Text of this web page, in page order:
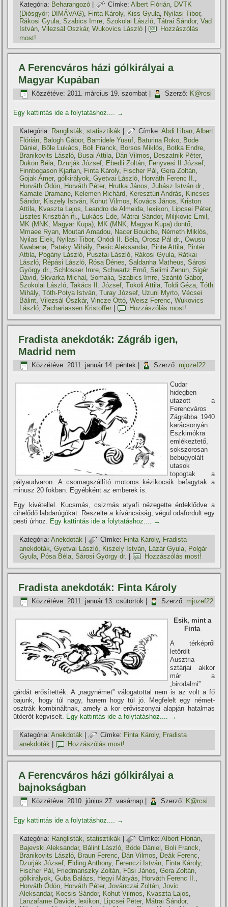
Kategória: Beharangozó | Címke: Albert Flórián, DVTK
(Diósgyőr; DIMÁVAG)
Finta Károly, Kiss Gyula Nyilasi Tibor,
Rákosi Gyula ,Szabics Imre ,Szokolai László ,Tátrai Sándor,Vad
István,Vilezsál Oszkár,Wukovics László
Hozzászólás
most!
A Ferencváros házi gólkirályai a
Magyar Kupában
Közzétéve: 2011. március 19. szombat Szerző: K@rcsi
Egy kattintás ide a folytatáshoz.... →
Kategória: Ranglisták, statisztikák | Címke: Abdi Liban,Albert
Flórián
Balogh Gábor, Bamidele Yusuf Baturina Roko
Böde
Dániel
Bőle Lukács Boli Franck Borsos Miklós Botka Endre
Branikovits László
Busai Attila Dán Vilmos Deszatnik Péter,
Dukon Béla
Dzurják József Ebedli Zoltán Fenyvesi II József
Finnbogason Kjartan
Finta Károly, Fischer Pál ,Gera Zoltán
Gojak Amer,gólkirályok ,Gyetvai László Horváth Ferenc II.
Horváth Ödön
Horváth Péter, Hrutka János ,Juhász István dr.
Kamate Dramane
Kelemen Richárd Keresztúri András
Kincses
Sándor, Kiszely István Kohut Vilmos Kovács János
Kriston
Attila
Kvaszta Lajos Leandro de Almeida lexikon Lipcsei Péter,
Lisztes Krisztián ifj.
Lukács Ede Mátrai Sándor, Miljkovic Emil
MK (MNK; Magyar Kupa)
MK (MNK; Magyar Kupa) döntő
Mmaee Ryan
Moutari Amadou Nacer Bouiche Németh Miklós
Nyilas Elek
Nyilasi Tibor,Onódi II. Béla ,Orosz Pál dr. ,Owusu
Kwabena
Pataky Mihály, Pesic Aleksandar, Pinte Attila
Pintér
Attila
Pogány László Pusztai László Rákosi Gyula
Rátkai
László
Répási László Rósa Dénes ,Saldanha Matheus ,Sárosi
György dr.
,Schlosser Imre ,Schwartz Ernő ,Selimi Zenun ,Sigér
Dávid ,Skvarka Michal ,Somalia ,Szabics Imre ,Szántó Gábor,
Szokolai László ,Takács II. József ,Tököli Attila ,Toldi Géza ,Tóth
Mihály,Tóth-Potya István ,Turay József Uzuni Myrto ,Vécsei
Bálint ,Vilezsál Oszkár,Vincze Ottó ,Weisz Ferenc ,Wukovics
László,Zachariassen Kristoffer Hozzászólás most!
Fradista anekdoták: Zágráb igen,
Madrid nem
Közzétéve: 2011. január 14. péntek Szerző: mjozef22
Cudar
hidegben
utazott a
Ferencváros
Zágrábba 1940
karácsonyán.
Eszkimókra
emlékeztető,
sokszorosan
bebugyolált
utasok
topogtak a
pályaudvaron. A csomagszállí­tó motoros kézikocsik befagytak a
minusz 20 fokban. Egyébként az emberek is.
Egy kivétellel. Kucsmás, csizmás atyafi nézegette érdeklődve a
cihelődő labdarúgókat. Reszelte a kí­váncsiság, végül odafordult egy
pesti úrhoz.
Egy kattintás ide a folytatáshoz.... →
Kategória: Anekdoták | Címke: Finta Károly, Fradista
anekdoták ,Gyetvai László Kiszely István Lázár Gyula
Polgár
Gyula, Pósa Béla,Sárosi György dr. Hozzászólás most!
Fradista anekdoták: Finta Károly
Közzétéve: 2011. január 13. csütörtök Szerző: mjozef22
Esik, mint a
Finta
A térképről
letörölt
Ausztria
sztárjai akkor
már a
„birodalmi”
gárdát erősí­tették. A „nagynémet” válogatottal nem is az volt a fő
bajunk, hogy túl nagy, hanem hogy túl jó. Megfelelt egy német-
osztrák kombináltnak, amely a kor erőviszonyai alapján hatalmas
ütőerőt képviselt.
Egy kattintás ide a folytatáshoz.... →
Kategória: Anekdoták | Címke: Finta Károly, Fradista
anekdoták
Hozzászólás most!
A Ferencváros házi gólkirályai a
bajnokságban
Közzétéve: 2010. június 27. vasárnap Szerző: K@rcsi
Egy kattintás ide a folytatáshoz.... →
Kategória: Ranglisták, statisztikák | Címke: Albert Flórián,
Bajevski Aleksandar, Bálint László Böde Dániel Boli Franck
Branikovits László
Braun Ferenc Dán Vilmos Deák Ferenc
Dzurják József
Elding Anthony, Ferenczi István Finta Károly,
Fischer Pál
Friedmanszky Zoltán Füsi János ,Gera Zoltán
gólkirályok ,Guba Balázs Hegyi Mátyás Horváth Ferenc II.
Horváth Ödön
Horváth Péter,Jovánczai Zoltán ,Jovic
Aleksandar, Kocsis Sándor, Kohut Vilmos Kvaszta Lajos
Lanzafame Davide
lexikon Lipcsei Péter, Mátrai Sándor,